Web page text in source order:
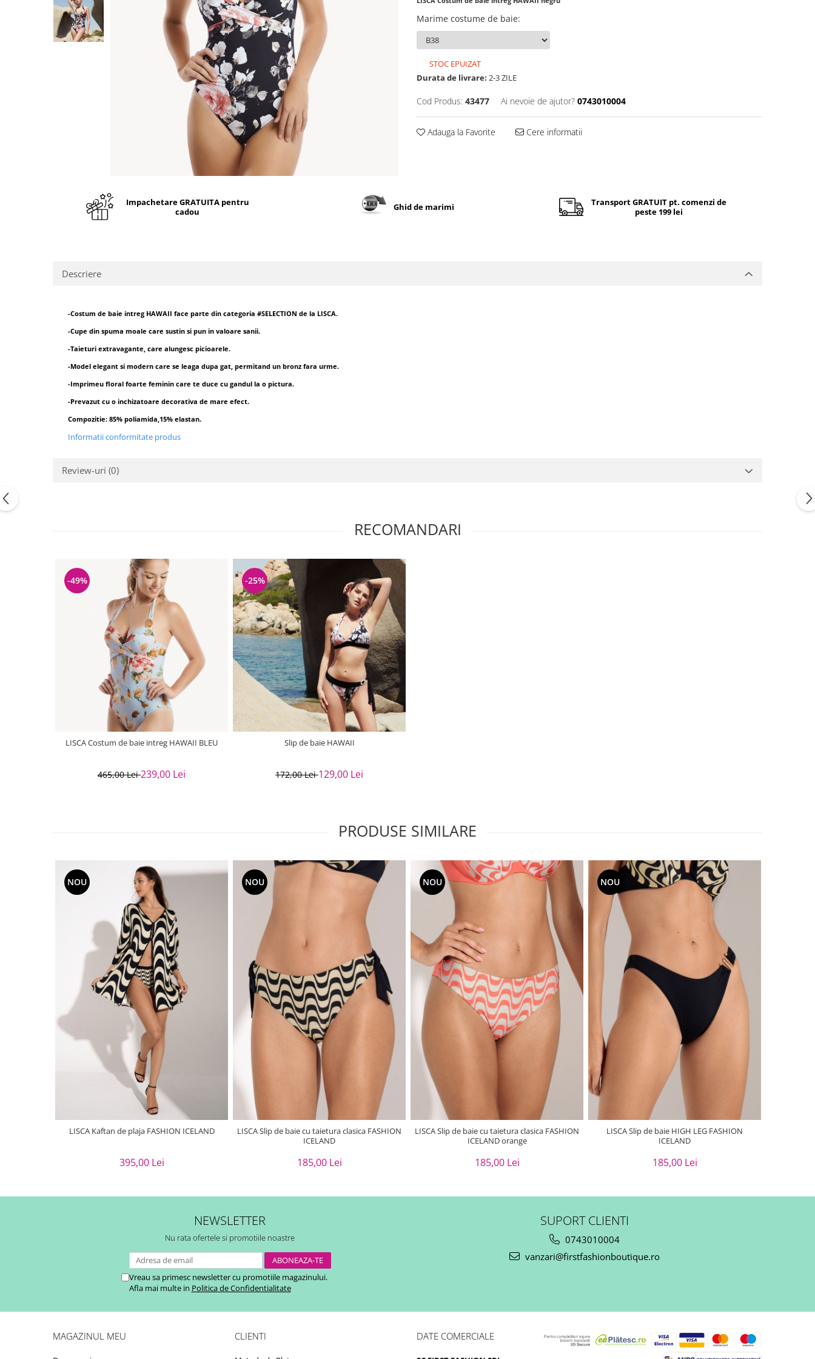
Marime costume de baie:
STOC EPUIZAT
Durata de livrare: 2-3 ZILE
Cod Produs: 43477 Ai nevoie de ajutor? 0743010004
Adauga la Favorite Cere informatii
Impachetare GRATUITA pentru
cadou
Ghid de marimi
Transport GRATUIT pt. comenzi de
peste 199 lei
Descriere
-Costum de baie intreg HAWAII face parte din categoria #SELECTION de la LISCA.
-Cupe din spuma moale care sustin si pun in valoare sanii.
-Taieturi extravagante, care alungesc picioarele.
-Model elegant si modern care se leaga dupa gat, permitand un bronz fara urme.
-Imprimeu floral foarte feminin care te duce cu gandul la o pictura.
-Prevazut cu o inchizatoare decorativa de mare efect.
Compozitie: 85% poliamida,15% elastan.
Informatii conformitate produs
Review-uri (0)
RECOMANDARI
-49%
LISCA Costum de baie intreg HAWAII BLEU
465,00 Lei239,00 Lei
-25%
Slip de baie HAWAII
172,00 Lei129,00 Lei
PRODUSE SIMILARE
NOU
LISCA Kaftan de plaja FASHION ICELAND
395,00 Lei
NOU
LISCA Slip de baie cu taietura clasica FASHION
ICELAND
185,00 Lei
NOU
LISCA Slip de baie cu taietura clasica FASHION
ICELAND orange
185,00 Lei
NOU
LISCA Slip de baie HIGH LEG FASHION
ICELAND
185,00 Lei
NEWSLETTER
Nu rata ofertele si promotiile noastre
Vreau sa primesc newsletter cu promotiile magazinului.
Afla mai multe in Politica de Confidentialitate
SUPORT CLIENTI
0743010004
vanzari@firstfashionboutique.ro
MAGAZINUL MEU CLIENTI DATE COMERCIALE